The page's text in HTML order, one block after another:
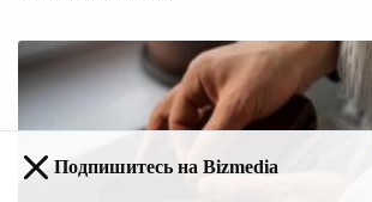
Подпишитесь на Bizmedia